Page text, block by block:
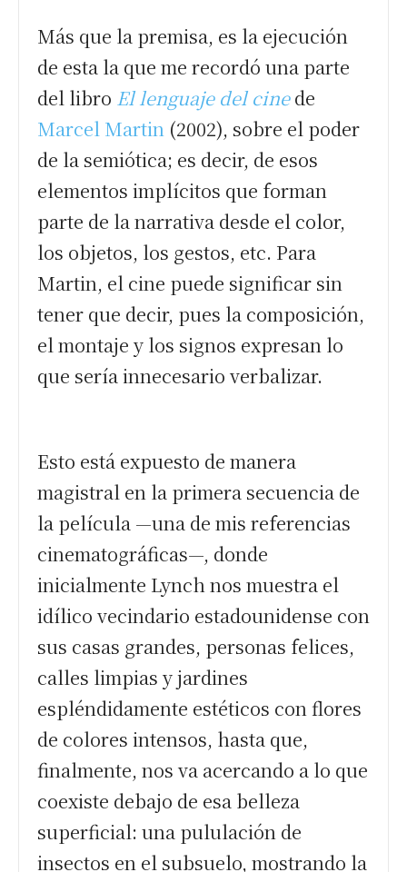
Más que la premisa, es la ejecución
de esta la que me recordó una parte
del libro El lenguaje del cinede
Marcel Martin (2002), sobre el poder
de la semiótica; es decir, de esos
elementos implícitos que forman
parte de la narrativa desde el color,
los objetos, los gestos, etc. Para
Martin, el cine puede significar sin
tener que decir, pues la composición,
el montaje y los signos expresan lo
que sería innecesario verbalizar.
Esto está expuesto de manera
magistral en la primera secuencia de
la película —una de mis referencias
cinematográficas—, donde
inicialmente Lynch nos muestra el
idílico vecindario estadounidense con
sus casas grandes, personas felices,
calles limpias y jardines
espléndidamente estéticos con flores
de colores intensos, hasta que,
finalmente, nos va acercando a lo que
coexiste debajo de esa belleza
superficial: una pululación de
insectos en el subsuelo, mostrando la